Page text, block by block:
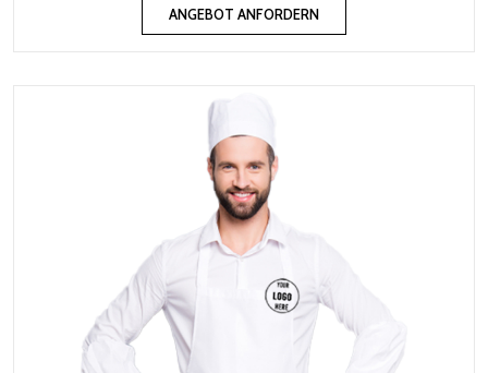
ANGEBOT ANFORDERN